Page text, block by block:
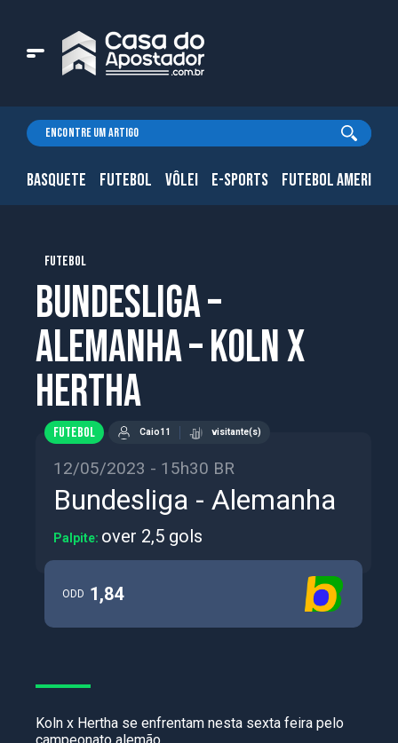
BASQUETE FUTEBOL VÔLEI E-SPORTS FUTEBOL
FUTEBOL
Bundesliga –
Alemanha – Koln x
Hertha
FUTEBOL Caio11 visitante(s)
12/05/2023 - 15h30 BR
Bundesliga - Alemanha
Palpite: over 2,5 gols
ODD 1,84
Koln x Hertha se enfrentam nesta sexta feira pelo